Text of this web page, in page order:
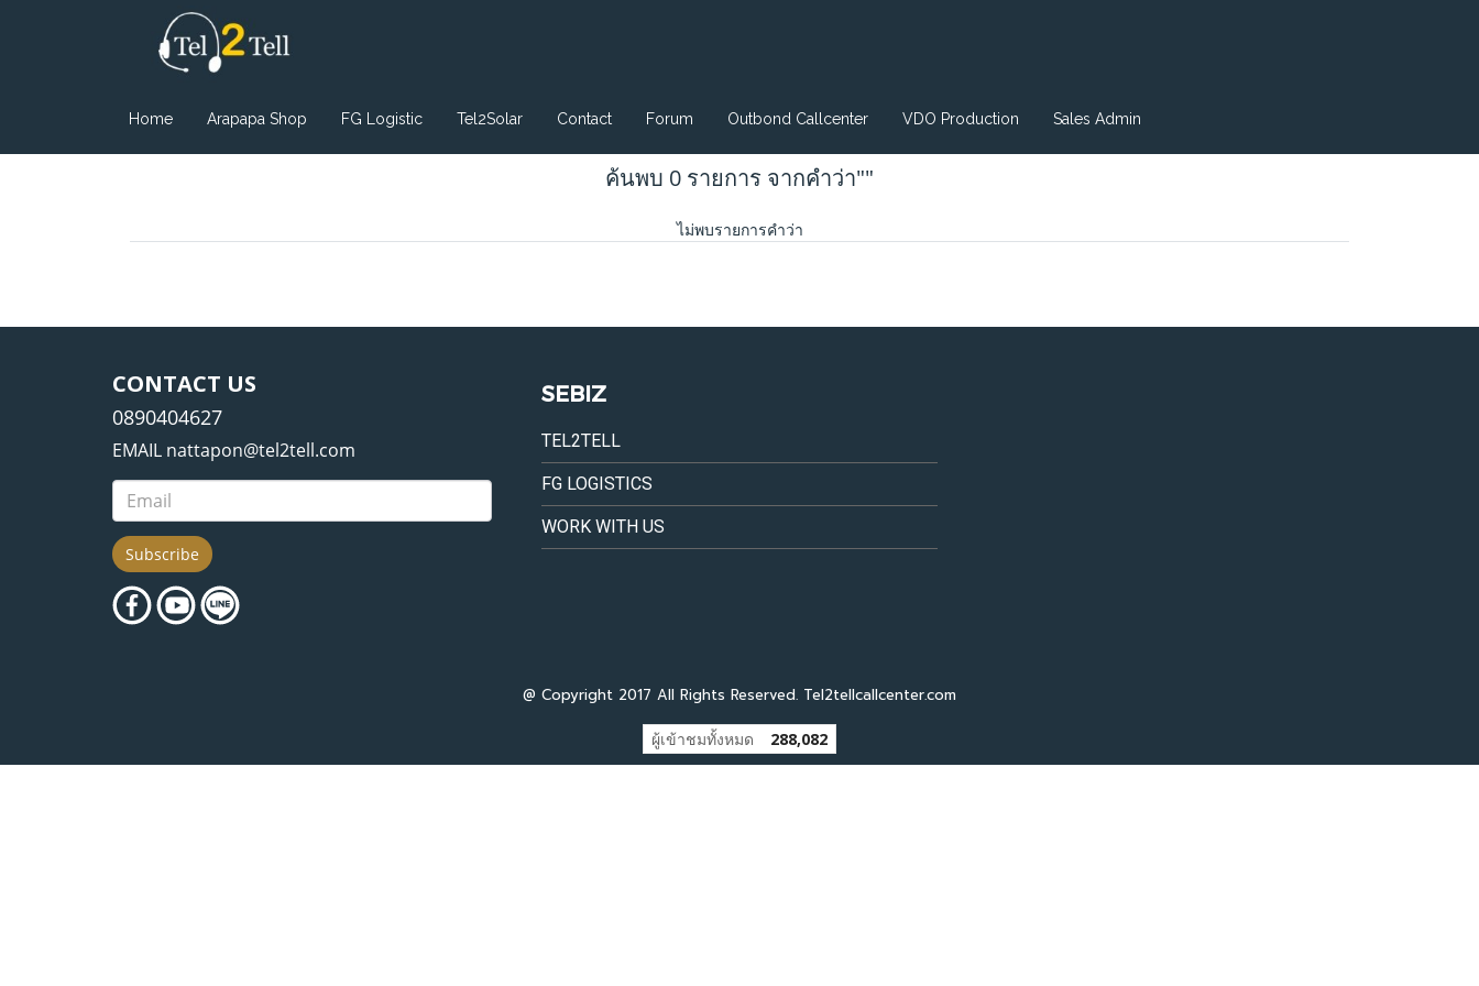
Home Arapapa Shop FG Logistic Tel2Solar Contact Forum Outbond Callcenter VDO Production Sales Admin
ค้นพบ 0 รายการ จากคำว่า""
ไม่พบรายการคำว่า
CONTACT US
0890404627
EMAIL nattapon@tel2tell.com
Subscribe
SEBIZ
TEL2TELL
FG LOGISTICS
WORK WITH US
@ Copyright 2017 All Rights Reserved. Tel2tellcallcenter.com
ผู้เข้าชมทั้งหมด 288,082